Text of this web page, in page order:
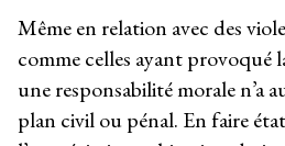
Même en relation avec des
comme celles ayant provoqué
une responsabilité morale n’a
plan civil ou pénal. En faire